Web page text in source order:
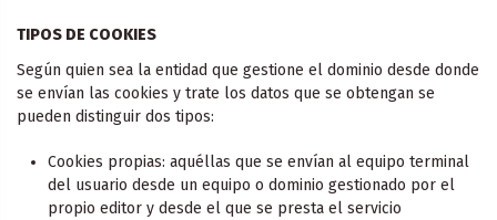
TIPOS DE COOKIES
Según quien sea la entidad que gestione el dominio desde donde
se envían las cookies y trate los datos que se obtengan se
pueden distinguir dos tipos:
Cookies propias: aquéllas que se envían al equipo terminal
del usuario desde un equipo o dominio gestionado por el
propio editor y desde el que se presta el servicio